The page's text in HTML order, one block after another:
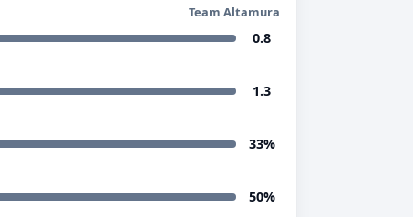
Team Altamura
0.8
1.3
33%
50%